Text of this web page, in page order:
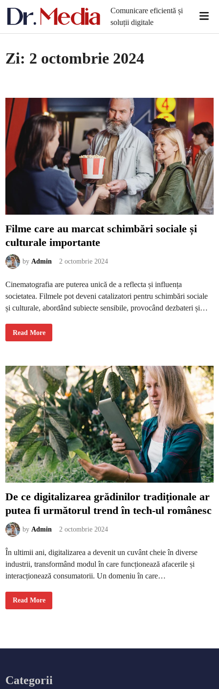
Comunicare eficientă și
soluții digitale
Zi: 2 octombrie 2024
Filme care au marcat schimbări sociale și
culturale importante
byAdmin 2 octombrie 2024
Cinematografia are puterea unică de a reflecta și influența
societatea. Filmele pot deveni catalizatori pentru schimbări sociale
și culturale, abordând subiecte sensibile, provocând dezbateri și…
F
a
r
e
a
u
m
a
r
c
a
t
s
c
h
i
m
b
ă
r
s
c
i
a
l
e
c
u
l
t
u
a
l
i
a
Read More
De ce digitalizarea grădinilor tradiționale ar
putea fi următorul trend în tech-ul românesc
byAdmin 2 octombrie 2024
În ultimii ani, digitalizarea a devenit un cuvânt cheie în diverse
industrii, transformând modul în care funcționează afacerile și
interacționează consumatorii. Un domeniu în care…
D
t
z
a
Read More
Categorii